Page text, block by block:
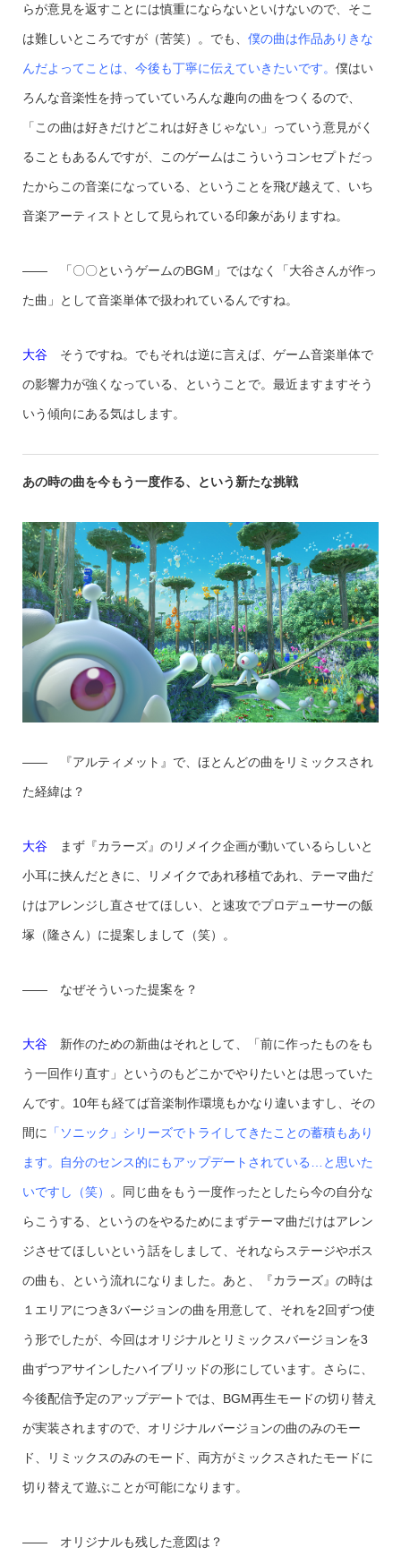
らが意見を返すことには慎重にならないといけないので、そこ
は難しいところですが（苦笑）。でも、 僕の曲は作品ありきな
んだよってことは、今後も丁寧に伝えていきたいです。 僕はい
ろんな音楽性を持っていていろんな趣向の曲をつくるので、
「この曲は好きだけどこれは好きじゃない」っていう意見がく
ることもあるんですが、このゲームはこういうコンセプトだっ
たからこの音楽になっている、ということを飛び越えて、いち
音楽アーティストとして見られている印象がありますね。
—— 「〇〇というゲームのBGM」ではなく「大谷さんが作っ
た曲」として音楽単体で扱われているんですね。
大谷そうですね。でもそれは逆に言えば、ゲーム音楽単体で
の影響力が強くなっている、ということで。最近ますますそう
いう傾向にある気はします。
あの時の曲を今もう一度作る、という新たな挑戦
—— 『アルティメット』で、ほとんどの曲をリミックスされ
た経緯は？
大谷まず『カラーズ』のリメイク企画が動いているらしいと
小耳に挟んだときに、リメイクであれ移植であれ、テーマ曲だ
けはアレンジし直させてほしい、と速攻でプロデューサーの飯
塚（隆さん）に提案しまして（笑）。
—— なぜそういった提案を？
大谷新作のための新曲はそれとして、「前に作ったものをも
う一回作り直す」というのもどこかでやりたいとは思っていた
んです。10年も経てば音楽制作環境もかなり違いますし、その
間に 「ソニック」シリーズでトライしてきたことの蓄積もあり
ます。自分のセンス的にもアップデートされている…と思いた
いですし（笑） 。同じ曲をもう一度作ったとしたら今の自分な
らこうする、というのをやるためにまずテーマ曲だけはアレン
ジさせてほしいという話をしまして、それならステージやボス
の曲も、という流れになりました。あと、『カラーズ』の時は
１エリアにつき3バージョンの曲を用意して、それを2回ずつ使
う形でしたが、今回はオリジナルとリミックスバージョンを3
曲ずつアサインしたハイブリッドの形にしています。さらに、
今後配信予定のアップデートでは、BGM再生モードの切り替え
が実装されますので、オリジナルバージョンの曲のみのモー
ド、リミックスのみのモード、両方がミックスされたモードに
切り替えて遊ぶことが可能になります。
—— オリジナルも残した意図は？